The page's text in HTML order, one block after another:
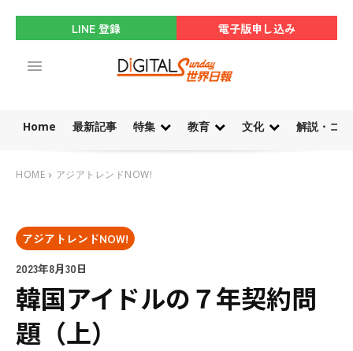
LINE 登録 電子版申し込み
Home 最新記事 特集 教育 文化 解説・コ
HOME アジアトレンドNOW!
アジアトレンドNOW!
2023年8月30日
韓国アイドルの７年契約問
題（上）